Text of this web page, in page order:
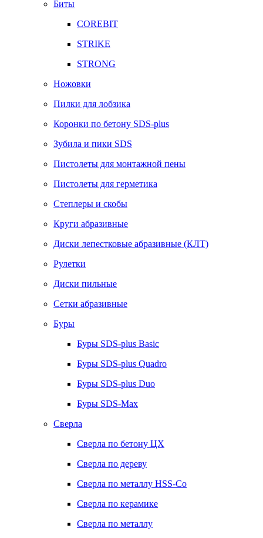
Биты
COREBIT
STRIKE
STRONG
Ножовки
Пилки для лобзика
Коронки по бетону SDS-plus
Зубила и пики SDS
Пистолеты для монтажной пены
Пистолеты для герметика
Степлеры и скобы
Круги абразивные
Диски лепестковые абразивные (КЛТ)
Рулетки
Диски пильные
Сетки абразивные
Буры
Буры SDS-plus Basic
Буры SDS-plus Quadro
Буры SDS-plus Duo
Буры SDS-Max
Сверла
Сверла по бетону ЦХ
Сверла по дереву
Сверла по металлу HSS-Co
Сверла по керамике
Сверла по металлу